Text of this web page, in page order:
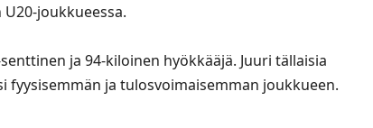
joukkueessa.
ja 94-kiloinen hyökkääjä. Juuri tällaisia
fyysisemmän ja tulosvoimaisemman joukkueen.